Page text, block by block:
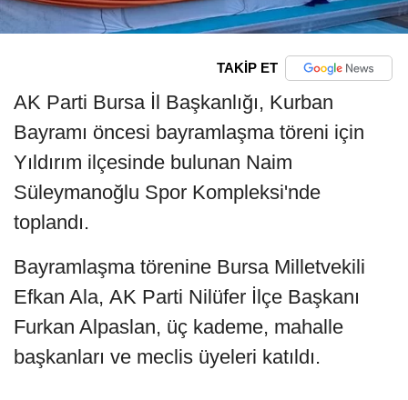
TAKİP ET
AK Parti Bursa İl Başkanlığı, Kurban
Bayramı öncesi bayramlaşma töreni için
Yıldırım ilçesinde bulunan Naim
Süleymanoğlu Spor Kompleksi'nde
toplandı.
Bayramlaşma törenine Bursa Milletvekili
Efkan Ala, AK Parti Nilüfer İlçe Başkanı
Furkan Alpaslan, üç kademe, mahalle
başkanları ve meclis üyeleri katıldı.